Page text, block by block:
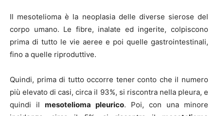
Il mesotelioma è la neoplasia delle diverse sierose del
corpo umano. Le fibre, inalate ed ingerite, colpiscono
prima di tutto le vie aeree e poi quelle gastrointestinali,
fino a quelle riproduttive.
Quindi, prima di tutto occorre tener conto che il numero
più elevato di casi, circa il 93%, si riscontra nella pleura, e
quindi il mesotelioma pleurico. Poi, con una minore